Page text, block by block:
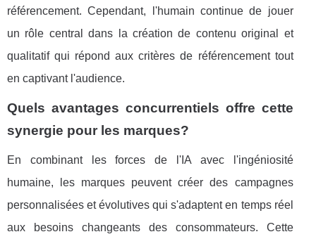
référencement. Cependant, l'humain continue de jouer
un rôle central dans la création de contenu original et
qualitatif qui répond aux critères de référencement tout
en captivant l'audience.
Quels avantages concurrentiels offre cette
synergie pour les marques?
En combinant les forces de l'IA avec l'ingéniosité
humaine, les marques peuvent créer des campagnes
personnalisées et évolutives qui s'adaptent en temps réel
aux besoins changeants des consommateurs. Cette